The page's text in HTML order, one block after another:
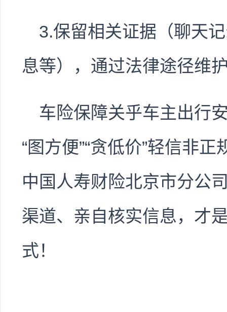
3.保留相关证据（聊天
息等），通过法律途径维
车险保障关乎车主出行
“图方便”“贪低价”轻信非
中国人寿财险北京市分公
渠道、亲自核实信息，才
式！